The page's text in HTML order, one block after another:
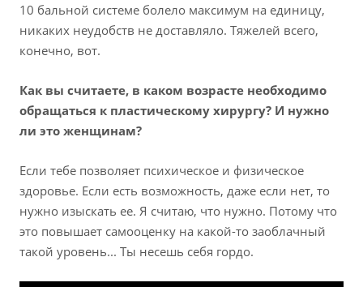
10 бальной системе болело максимум на единицу,
никаких неудобств не доставляло. Тяжелей всего,
конечно, вот.
Как вы считаете, в каком возрасте необходимо
обращаться к пластическому хирургу? И нужно
ли это женщинам?
Если тебе позволяет психическое и физическое
здоровье. Если есть возможность, даже если нет, то
нужно изыскать ее. Я считаю, что нужно. Потому что
это повышает самооценку на какой-то заоблачный
такой уровень... Ты несешь себя гордо.